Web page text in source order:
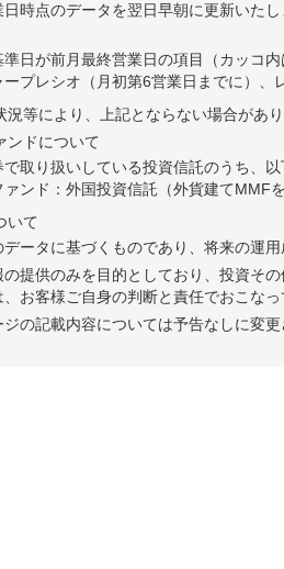
時点のデータを翌日早朝に更新いた
準日が前月最終営業日の項目（カッコ
ープレシオ（月初第6営業日までに）
況等により、上記とならない場合があ
ンドについて
で取り扱いしている投資信託のうち、
ンド：外国投資信託（外貨建てMMF
いて
ータに基づくものであり、将来の運
提供のみを目的としており、投資そ
お客様ご自身の判断と責任でおこな
ジの記載内容については予告なしに変